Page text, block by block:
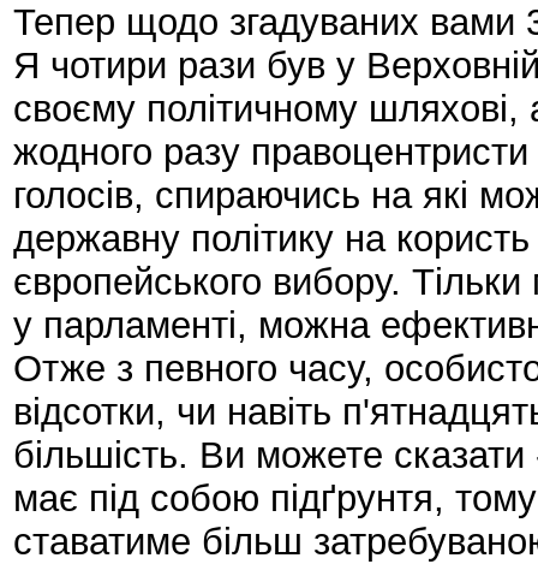
Тепер щодо згадуваних вами
Я чотири рази був у
своєму політичному
жодного разу
голосів, спираючись на які
державну політику на
європейського вибору.
у парламенті, можна
Отже з певного часу,
відсотки, чи навіть
більшість. Ви можете
має під собою підґрунтя,
ставатиме більш